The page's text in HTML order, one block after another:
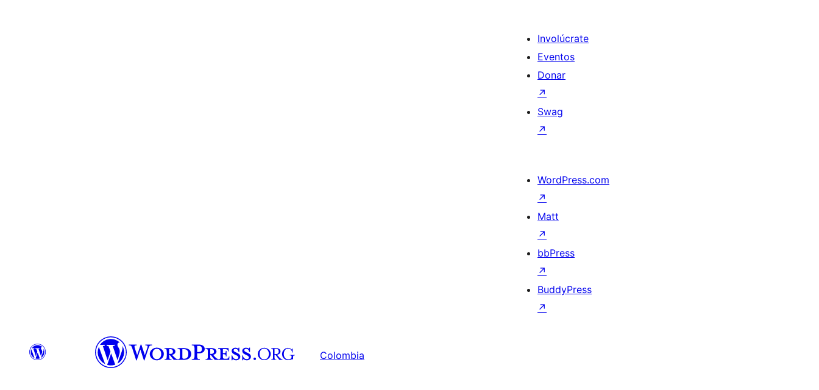
Involúcrate
Eventos
Donar
↗
Swag
↗
WordPress.com
↗
Matt
↗
bbPress
↗
BuddyPress
↗
Colombia